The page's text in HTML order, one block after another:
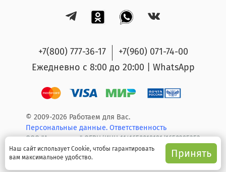
+7(800) 777-36-17
+7(960) 071-74-00
Ежедневно с 8:00 до 20:00 | WhatsApp
© 2009-2026 Работаем для Вас.
Персональные данные. Ответственность
ООО "Арго групп" ОГРН/ИНН 1141650019191/1650295353
Наш сайт использует Cookie, чтобы гарантировать
вам максимальное удобство.
Принять